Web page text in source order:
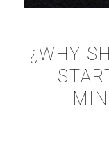
¿WHY